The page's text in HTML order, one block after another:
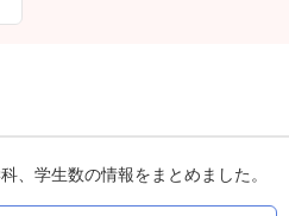
、学生数の情報をまとめました。